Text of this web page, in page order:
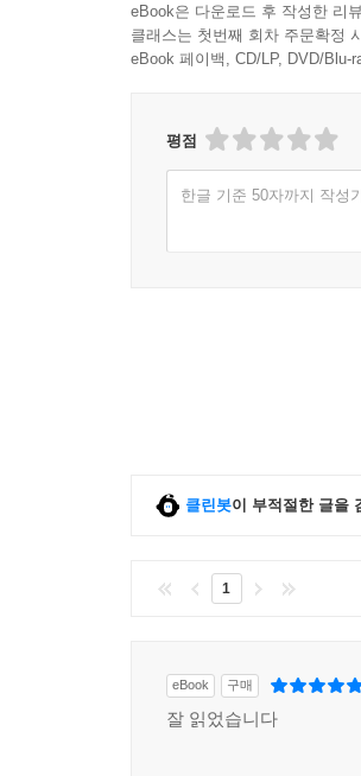
eBook은 다운로드 후 작성한 리
클래스는 첫번째 회차 주문확정
eBook 페이백, CD/LP, DVD/
평점
한글 기준 50자까지 작성
클린봇이 부적절한 글을
1
eBook 구매
잘 읽었습니다